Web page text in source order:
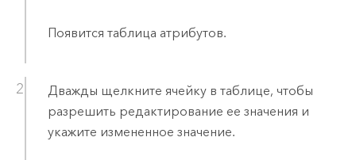
Появится таблица атрибутов.
Дважды щелкните ячейку в таблице, чтобы
разрешить редактирование ее значения и
укажите измененное значение.